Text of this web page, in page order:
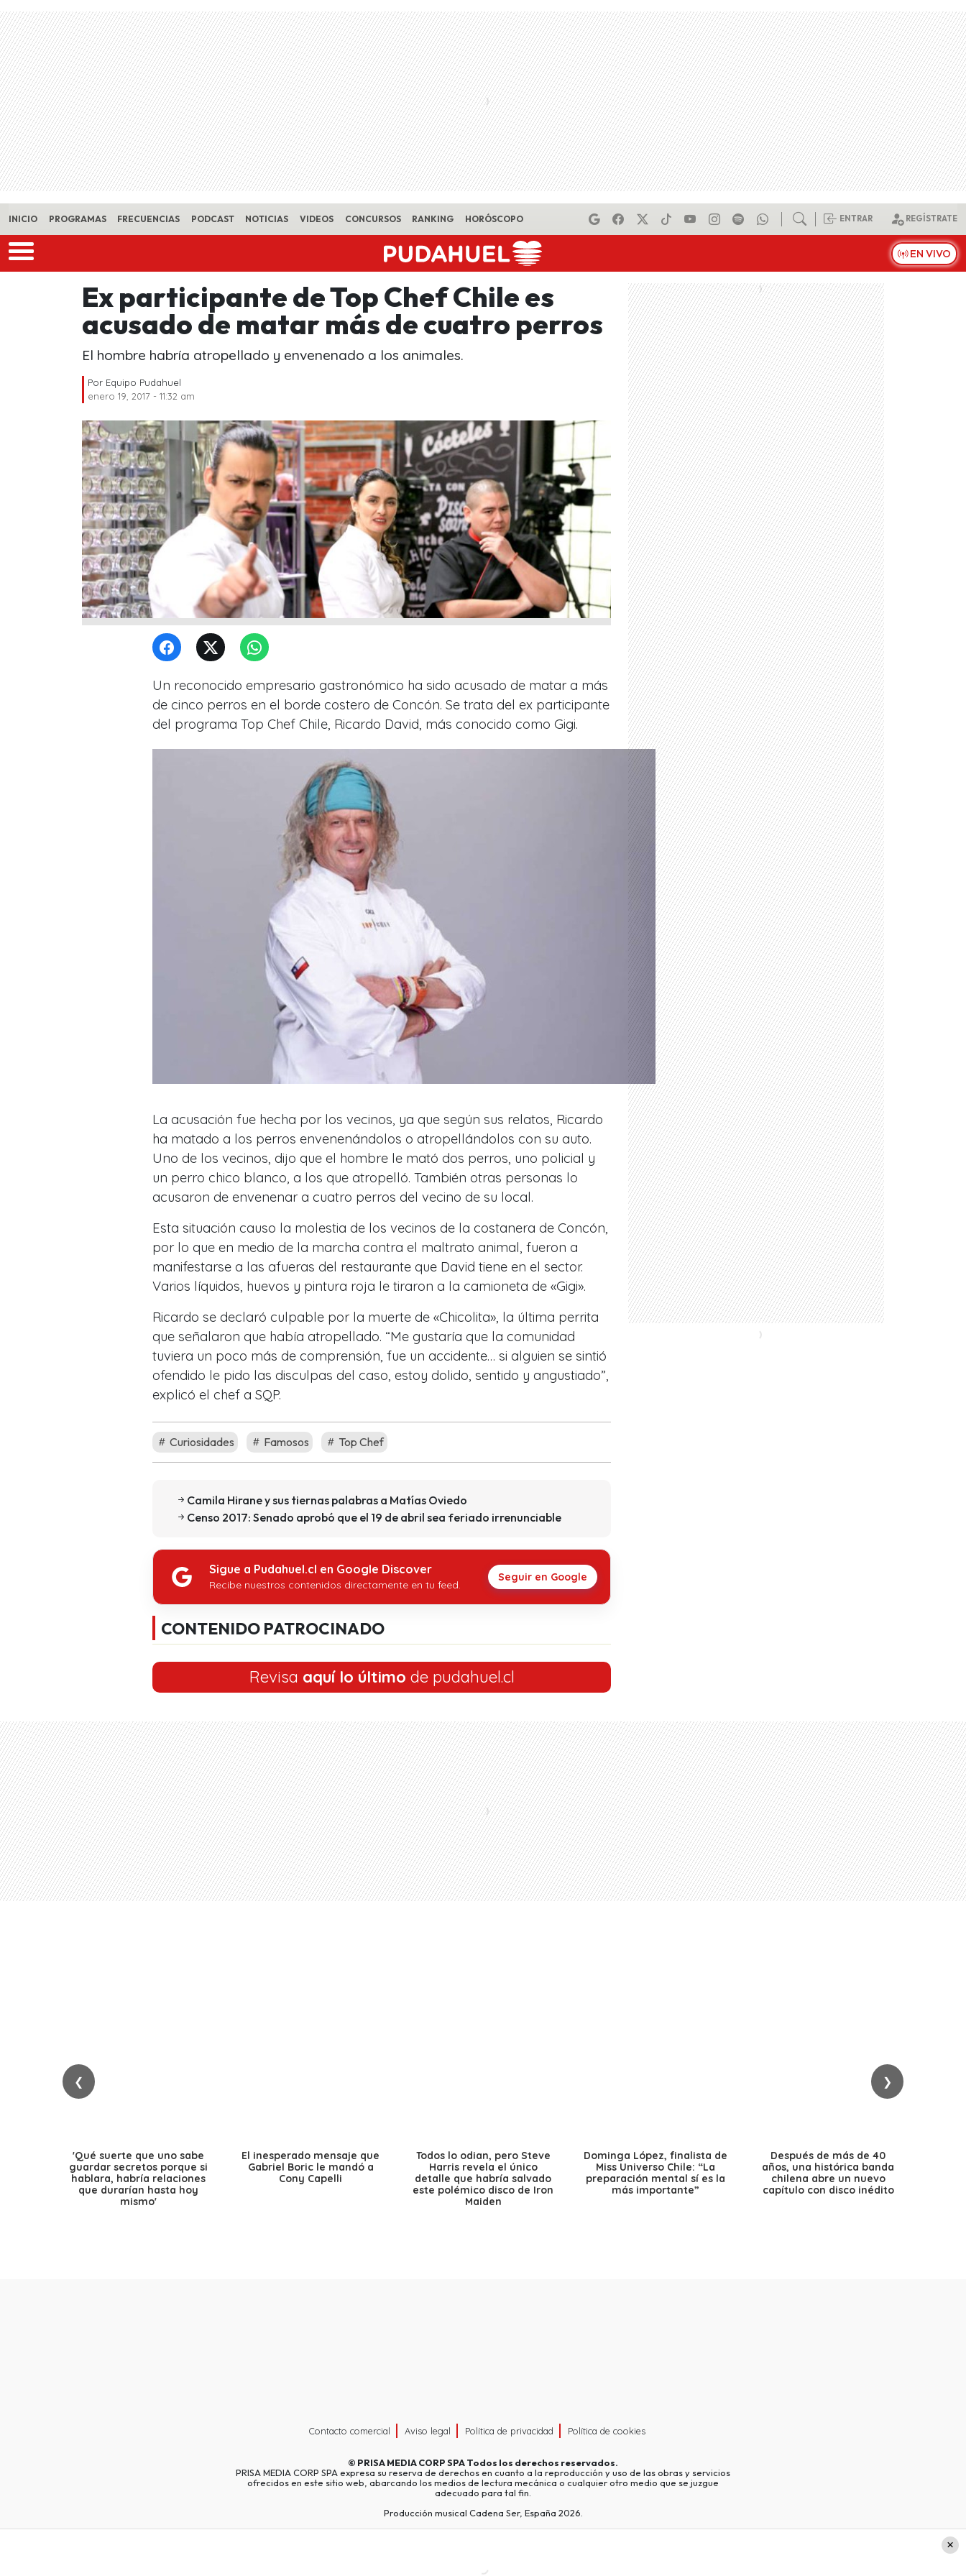
Skip to main content
INICIO PROGRAMAS FRECUENCIAS PODCAST NOTICIAS VIDEOS CONCURSOS RANKING HORÓSCOPO ENTRAR REGÍSTRATE
EN VIVO
Ex participante de Top Chef Chile es
acusado de matar más de cuatro perros
El hombre habría atropellado y envenenado a los animales.
Por Equipo Pudahuel
enero 19, 2017 - 11:32 am
Un reconocido empresario gastronómico ha sido acusado de matar a más
de cinco perros en el borde costero de Concón. Se trata del ex participante
del programa Top Chef Chile, Ricardo David, más conocido como Gigi.
La acusación fue hecha por los vecinos, ya que según sus relatos, Ricardo
ha matado a los perros envenenándolos o atropellándolos con su auto.
Uno de los vecinos, dijo que el hombre le mató dos perros, uno policial y
un perro chico blanco, a los que atropelló. También otras personas lo
acusaron de envenenar a cuatro perros del vecino de su local.
Esta situación causo la molestia de los vecinos de la costanera de Concón,
por lo que en medio de la marcha contra el maltrato animal, fueron a
manifestarse a las afueras del restaurante que David tiene en el sector.
Varios líquidos, huevos y pintura roja le tiraron a la camioneta de «Gigi».
Ricardo se declaró culpable por la muerte de «Chicolita», la última perrita
que señalaron que había atropellado. “Me gustaría que la comunidad
tuviera un poco más de comprensión, fue un accidente… si alguien se sintió
ofendido le pido las disculpas del caso, estoy dolido, sentido y angustiado”,
explicó el chef a SQP.
Curiosidades Famosos Top Chef
Camila Hirane y sus tiernas palabras a Matías Oviedo
Censo 2017: Senado aprobó que el 19 de abril sea feriado irrenunciable
Sigue a Pudahuel.cl en Google Discover
Recibe nuestros contenidos directamente en tu feed.
Seguir en Google
CONTENIDO PATROCINADO
Revisa aquí lo último de pudahuel.cl
❮ ❯
'Qué suerte que uno sabe
guardar secretos porque si
hablara, habría relaciones
que durarían hasta hoy
mismo'
El inesperado mensaje que
Gabriel Boric le mandó a
Cony Capelli
Todos lo odian, pero Steve
Harris revela el único
detalle que habría salvado
este polémico disco de Iron
Maiden
Dominga López, finalista de
Miss Universo Chile: “La
preparación mental sí es la
más importante”
Después de más de 40
años, una histórica banda
chilena abre un nuevo
capítulo con disco inédito
Contacto comercial Aviso legal Política de privacidad Política de cookies
© PRISA MEDIA CORP SPATodos los derechos reservados.
PRISA MEDIA CORP SPA expresa su reserva de derechos en cuanto a la reproducción y uso de las obras y servicios
ofrecidos en este sitio web, abarcando los medios de lectura mecánica o cualquier otro medio que se juzgue
adecuado para tal fin.
Producción musical Cadena Ser, España 2026.